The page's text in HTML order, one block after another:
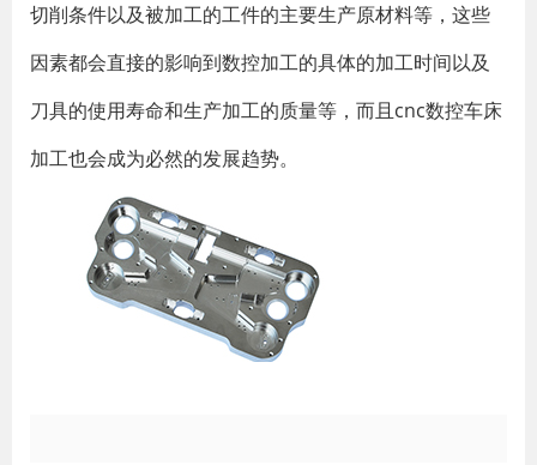
切削条件以及被加工的工件的主要生产原材料等，这些
因素都会直接的影响到数控加工的具体的加工时间以及
刀具的使用寿命和生产加工的质量等，而且cnc数控车床
加工也会成为必然的发展趋势。